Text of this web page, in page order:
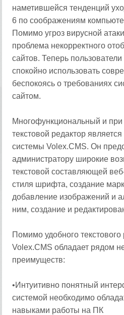
наметившейся тенденций
6 по соображениям
Помимо угроз вирусной
проблема некорректного
сайтов. Теперь
спокойно использовать
беспокоясь о требованиях
сайтом.
Многофункциональный и
текстовой редактор
системы Volex.CMS. Он
администратору широкие
текстовой составляющей
стиля шрифта, создание
добавление изображений и
ним, создание и
Помимо удобного текстового
Volex.CMS обладает рядом
преимуществ:
•Интуитивно понятный
системой необходимо
навыками работы на ПК